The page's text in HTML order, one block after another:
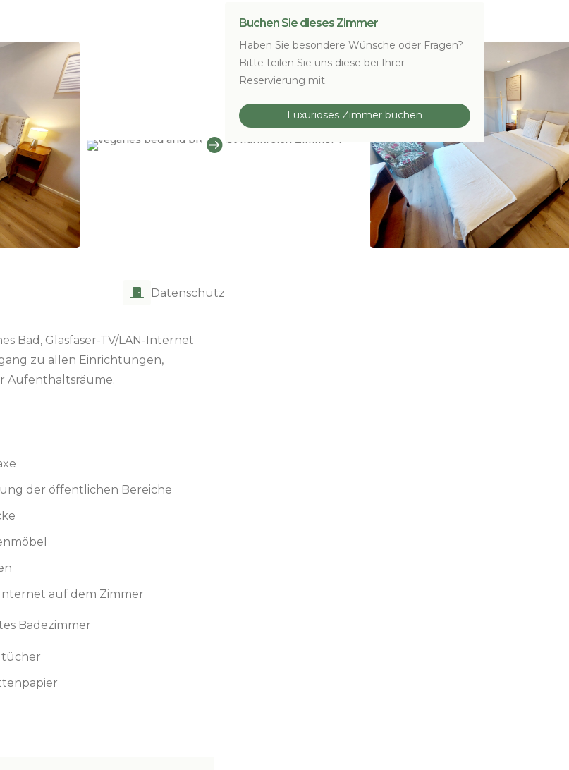

 Datenschutz
Bad, Glasfaser-TV/LAN-Internet
zu allen Einrichtungen,
Aufenthaltsräume.
der öffentlichen Bereiche
auf dem Zimmer
Badezimmer
Buchen Sie dieses Zimmer
Haben Sie besondere Wünsche oder Fragen?
Bitte teilen Sie uns diese bei Ihrer
Reservierung mit.
Luxuriöses Zimmer buchen